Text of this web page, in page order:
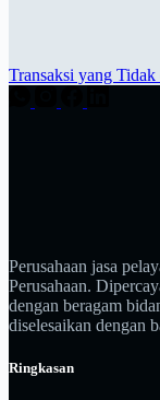
Transaksi yang
Perusahaan jasa
Perusahaan.
dengan beragam
diselesaikan dengan
Ringkasan